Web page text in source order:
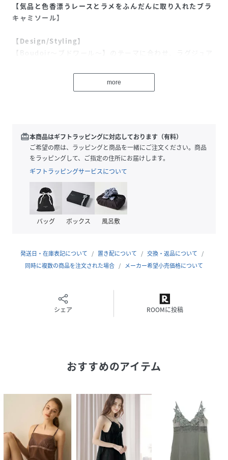
【気品と色香漂うレースとラメをふんだんに取り入れたブラ
キャミソール】
【Design/Styling】
【Boudoir～ブドワール～】のテーマに合わせ、ラグジュア
ル。シックなレースがとても美しく、大胆にカッティングし
た胸元やストラップがクロスする後ろ姿にもリュクスな色香
ライクな3色展開です。
※照明の関係により、実際よりも色味が違って見える場合が
あります。
またパソコン・スマートフォンなどの環境により、若干製品
と画像のカラーが異なる場合もございます。予めご了承くだ
商品の色味は、商品単品画像をご参照下さい。
※サイズ表の数値は平均値の為、個々の骨格や体型によって
はサイズが合わないと感じる場合もございます。
表地:ナイロン78%,ポリウレタン22%/裏地:ポリ
品番
JQ8495_LLFT235550
LLFT235550-Lb-3U JQ8495
more
redeem本商品はギフトラッピングに対応しております（有料）
ご希望の際は、ラッピングと商品を一緒にご注文ください。商品
をラッピングして、ご指定の住所にお届けします。
ギフトラッピングサービスについて
バッグ ボックス 風呂敷
発送日・在庫表記について 置き配について
交換・返品について
同時に複数の商品を注文された場合
メーカー希望小売価格について
シェア ROOMに投稿
おすすめのアイテム